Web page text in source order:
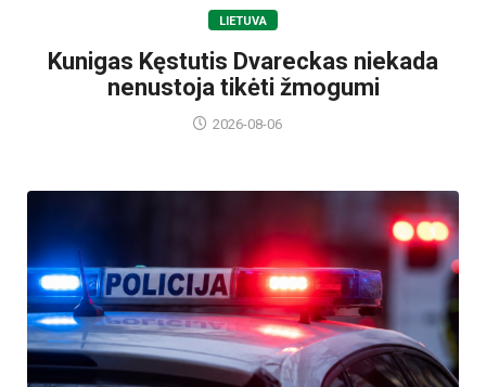
LIETUVA
Kunigas Kęstutis Dvareckas niekada
nenustoja tikėti žmogumi
2026-08-06